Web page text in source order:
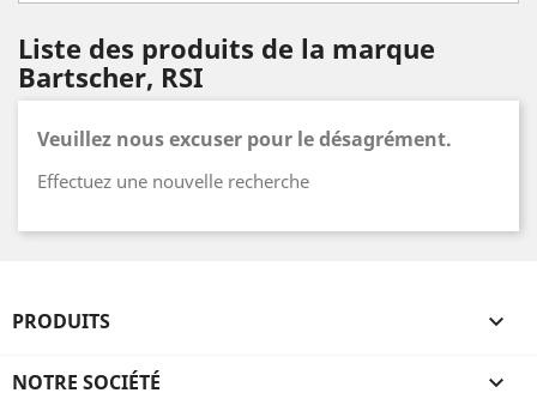
Liste des produits de la marque
Bartscher, RSI
Veuillez nous excuser pour le désagrément.
Effectuez une nouvelle recherche
PRODUITS 
NOTRE SOCIÉTÉ 